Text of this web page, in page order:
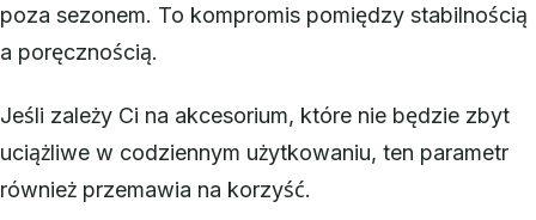
poza sezonem. To kompromis pomiędzy stabilnością
a poręcznością.
Jeśli zależy Ci na akcesorium, które nie będzie zbyt
uciążliwe w codziennym użytkowaniu, ten parametr
również przemawia na korzyść.